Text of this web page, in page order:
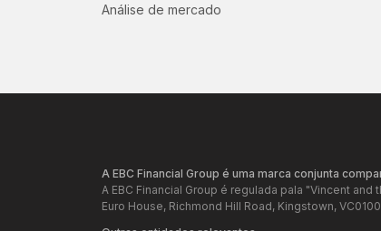
Análise de mercado
A EBC Financial Group é uma marca conjunta
A EBC Financial Group é regulada pala "Vincent
Euro House, Richmond Hill Road, Kingstown,